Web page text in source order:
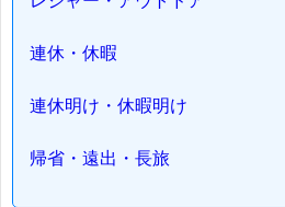
連休・休暇
連休明け・休暇明け
帰省・遠出・長旅